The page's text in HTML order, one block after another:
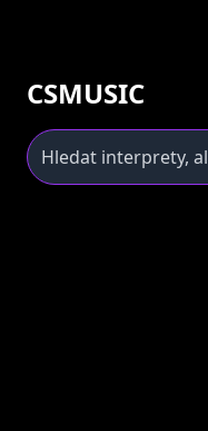
CSMUSIC